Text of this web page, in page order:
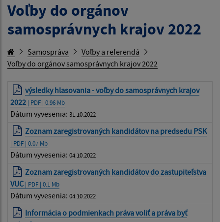
Voľby do orgánov
samosprávnych krajov 2022
Samospráva
Voľby a referendá
Voľby do orgánov samosprávnych krajov 2022
výsledky hlasovania - voľby do samosprávnych krajov
2022 | PDF | 0.96 Mb
Dátum vyvesenia: 31.10.2022
Zoznam zaregistrovaných kandidátov na predsedu PSK
| PDF | 0.07 Mb
Dátum vyvesenia: 04.10.2022
Zoznam zaregistrovaných kandidátov do zastupiteľstva
VUC | PDF | 0.1 Mb
Dátum vyvesenia: 04.10.2022
Informácia o podmienkach práva voliť a práva byť